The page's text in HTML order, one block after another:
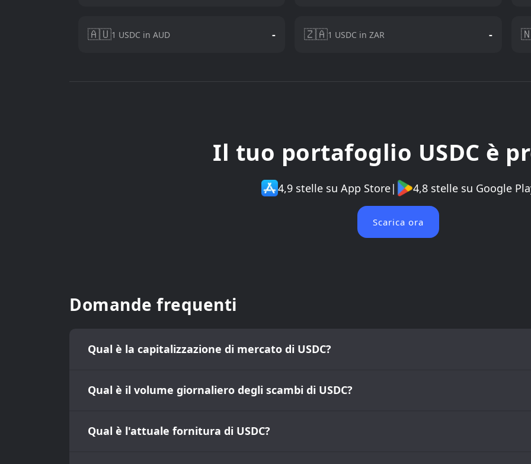
🇦🇺1 USDC in AUD - 🇿🇦1 USDC in ZAR -
Il tuo portafoglio USDC è
4,9 stelle su App Store| 4,8 stelle su Google
Scarica ora
Domande frequenti
Qual è la capitalizzazione di mercato di USDC?
Qual è il volume giornaliero degli scambi di USDC?
Qual è l'attuale fornitura di USDC?